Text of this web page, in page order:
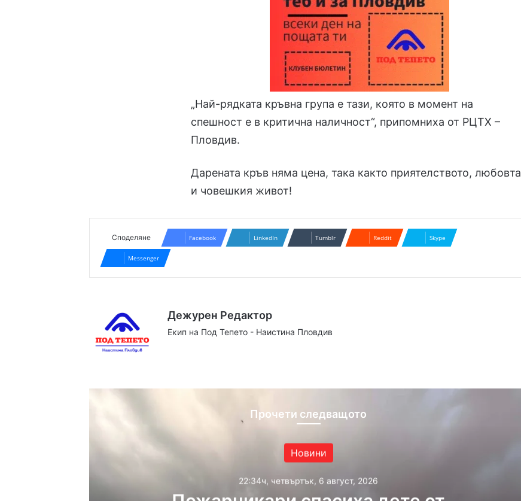
„Най-рядката кръвна група е тази, която в момент на
спешност е в критична наличност“, припомниха от РЦТХ –
Пловдив.
Дарената кръв няма цена, така както приятелството, любовта
и човешкия живот!
Споделяне Facebook LinkedIn Tumblr Reddit Skype
Messenger
Дежурен Редактор
Екип на Под Тепето - Наистина Пловдив
Прочети следващото
Новини
22:34ч, четвъртък, 6 август, 2026